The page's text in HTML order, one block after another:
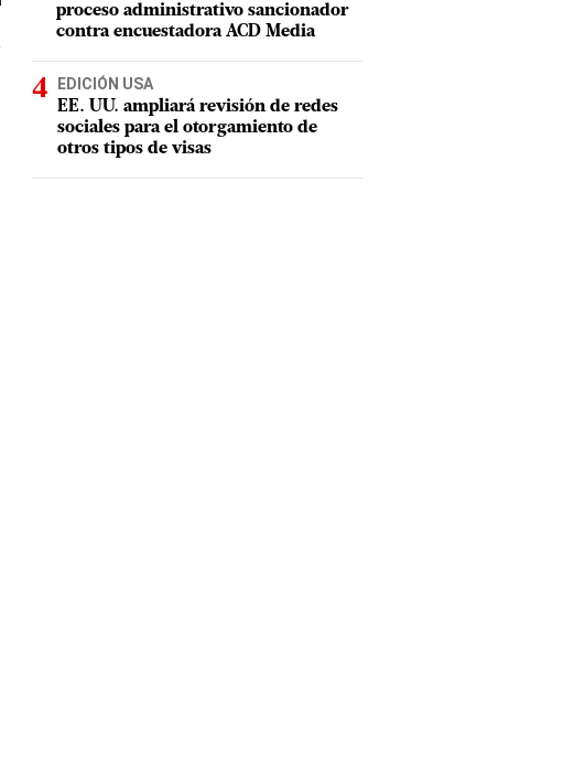
proceso administrativo sancionador
contra encuestadora ACD Media
EDICIÓN USA
EE. UU. ampliará revisión de redes
sociales para el otorgamiento de
otros tipos de visas